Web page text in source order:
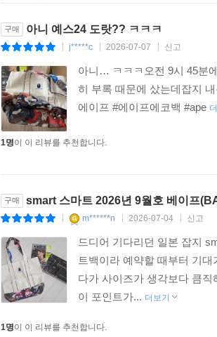
구매 아니 예스24 도랏?? ㅋㅋㅋ
j*****c 2026-07-07 신고
아니… ㅋㅋㅋ오전 9시 45분에
히 부록 때문에 샀는데잡지 내
에이프 #에이프에코백 #ape
1명이 이 리뷰를 추천합니다.
구매 smart 스마트 2026년 9월호 베이프
m******n 2026-07-04 신고
드디어 기다리던 일본 잡지
트백이라 예약할 때부터 기
다가 사이즈가 생각보다 큼
이 포인트가... 더보기
1명이 이 리뷰를 추천합니다.